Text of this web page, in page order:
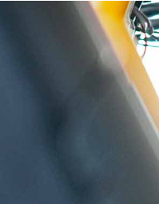
and run, nous
de vos exigences.